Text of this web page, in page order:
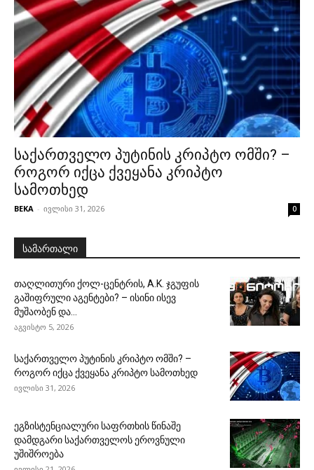
საქართველო პუტინის კრიპტო ომში? –
როგორ იქცა ქვეყანა კრიპტო
სამოთხედ
BEKA - ივლისი 31, 2026 0
სამართალი
თაღლითური ქოლ-ცენტრის, A.K. ჯგუფის
გაშიფრული აგენტები? – ისინი ისევ
მუშაობენ და...
აგვისტო 5, 2026
საქართველო პუტინის კრიპტო ომში? –
როგორ იქცა ქვეყანა კრიპტო სამოთხედ
ივლისი 31, 2026
ეგზისტენციალური საფრთხის წინაშე
დამდგარი საქართველოს ეროვნული
უშიშროება